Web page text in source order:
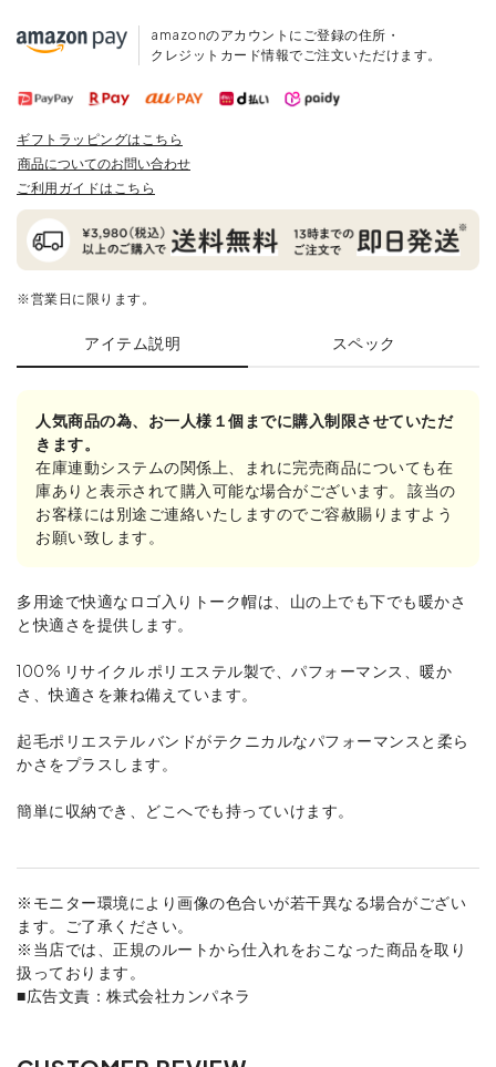
amazonのアカウントにご登録の住所・
クレジットカード情報でご注文いただけます。
ギフトラッピングはこちら
商品についてのお問い合わせ
ご利用ガイドはこちら
※営業日に限ります。
アイテム説明 スペック
人気商品の為、お一人様１個までに購入制限させていただ
きます。
在庫連動システムの関係上、まれに完売商品についても在
庫ありと表示されて購入可能な場合がございます。 該当の
お客様には別途ご連絡いたしますのでご容赦賜りますよう
お願い致します。
多用途で快適なロゴ入りトーク帽は、山の上でも下でも暖かさ
と快適さを提供します。
100% リサイクル ポリエステル製で、パフォーマンス、暖か
さ、快適さを兼ね備えています。
起毛ポリエステル バンドがテクニカルなパフォーマンスと柔ら
かさをプラスします。
簡単に収納でき、どこへでも持っていけます。
※モニター環境により画像の色合いが若干異なる場合がござい
ます。ご了承ください。
※当店では、正規のルートから仕入れをおこなった商品を取り
扱っております。
■広告文責：株式会社カンパネラ